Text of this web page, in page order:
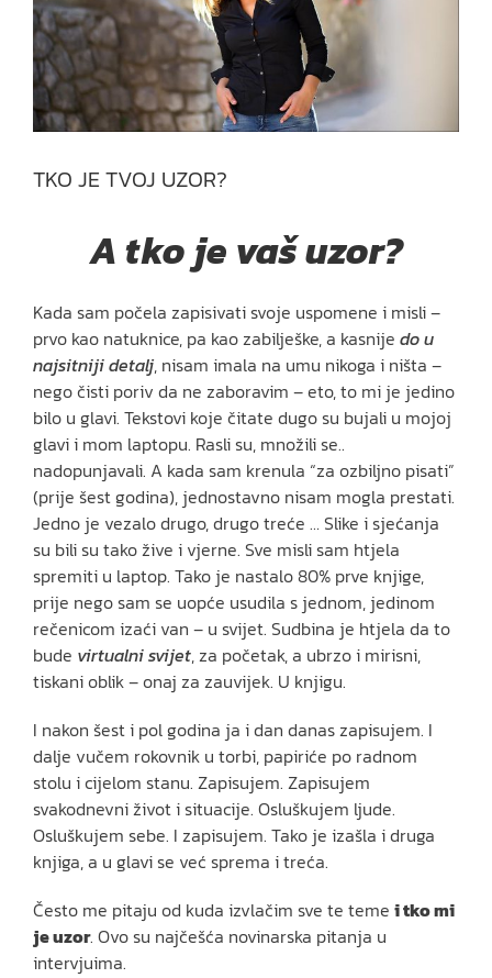
TKO JE TVOJ UZOR?
A tko je vaš uzor?
Kada sam počela zapisivati svoje uspomene i misli –
prvo kao natuknice, pa kao zabilješke, a kasnije do u
najsitniji detalj, nisam imala na umu nikoga i ništa –
nego čisti poriv da ne zaboravim – eto, to mi je jedino
bilo u glavi. Tekstovi koje čitate dugo su bujali u mojoj
glavi i mom laptopu. Rasli su, množili se..
nadopunjavali. A kada sam krenula “za ozbiljno pisati”
(prije šest godina), jednostavno nisam mogla prestati.
Jedno je vezalo drugo, drugo treće … Slike i sjećanja
su bili su tako žive i vjerne. Sve misli sam htjela
spremiti u laptop. Tako je nastalo 80% prve knjige,
prije nego sam se uopće usudila s jednom, jedinom
rečenicom izaći van – u svijet. Sudbina je htjela da to
bude virtualni svijet, za početak, a ubrzo i mirisni,
tiskani oblik – onaj za zauvijek. U knjigu.
I nakon šest i pol godina ja i dan danas zapisujem. I
dalje vučem rokovnik u torbi, papiriće po radnom
stolu i cijelom stanu. Zapisujem. Zapisujem
svakodnevni život i situacije. Osluškujem ljude.
Osluškujem sebe. I zapisujem. Tako je izašla i druga
knjiga, a u glavi se već sprema i treća.
Često me pitaju od kuda izvlačim sve te teme i tko mi
je uzor. Ovo su najčešća novinarska pitanja u
intervjuima.